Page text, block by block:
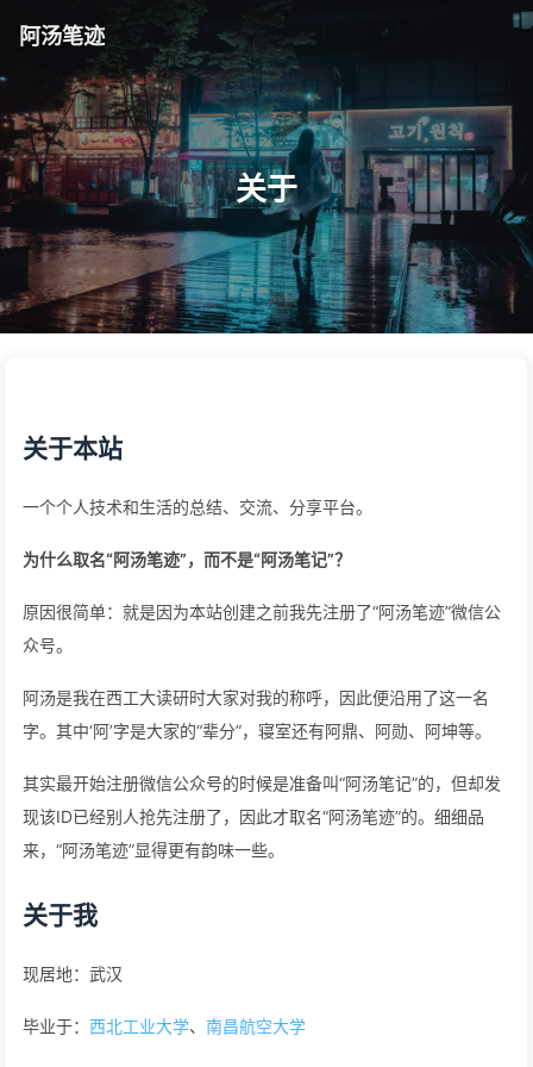
阿汤笔迹
关于
关于本站
一个个人技术和生活的总结、交流、分享平台。
为什么取名“阿汤笔迹”，而不是“阿汤笔记”？
原因很简单：就是因为本站创建之前我先注册了“阿汤笔迹”微信公
众号。
阿汤是我在西工大读研时大家对我的称呼，因此便沿用了这一名
字。其中‘阿’字是大家的“辈分”，寝室还有阿鼎、阿勋、阿坤等。
其实最开始注册微信公众号的时候是准备叫“阿汤笔记”的，但却发
现该ID已经别人抢先注册了，因此才取名“阿汤笔迹”的。细细品
来，“阿汤笔迹”显得更有韵味一些。
关于我
现居地：武汉
毕业于： 西北工业大学、 南昌航空大学